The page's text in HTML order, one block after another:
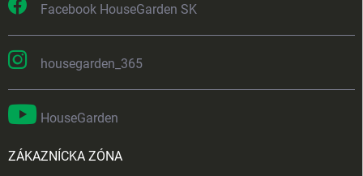
Facebook HouseGarden SK
housegarden_365
HouseGarden
ZÁKAZNÍCKA ZÓNA